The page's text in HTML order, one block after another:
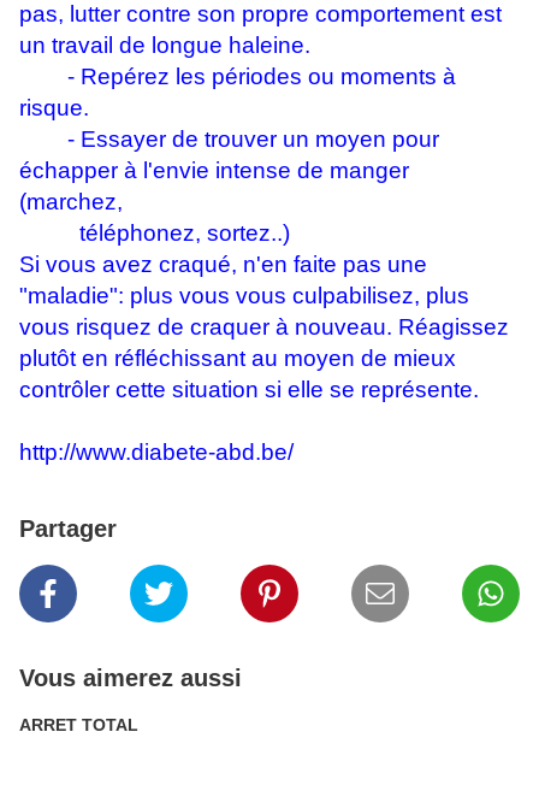
pas, lutter contre son propre comportement est
un travail de longue haleine.
- Repérez les périodes ou moments à
risque.
- Essayer de trouver un moyen pour
échapper à l'envie intense de manger
(marchez,
téléphonez, sortez..)
Si vous avez craqué, n'en faite pas une
"maladie": plus vous vous culpabilisez, plus
vous risquez de craquer à nouveau. Réagissez
plutôt en réfléchissant au moyen de mieux
contrôler cette situation si elle se représente.
http://www.diabete-abd.be/
Partager
Vous aimerez aussi
ARRET TOTAL